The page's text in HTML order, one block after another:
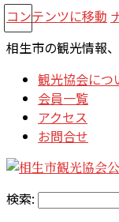
コンテンツに移動
相生市の観光情報
観光協会につ
会員一覧
アクセス
お問合せ
検索: